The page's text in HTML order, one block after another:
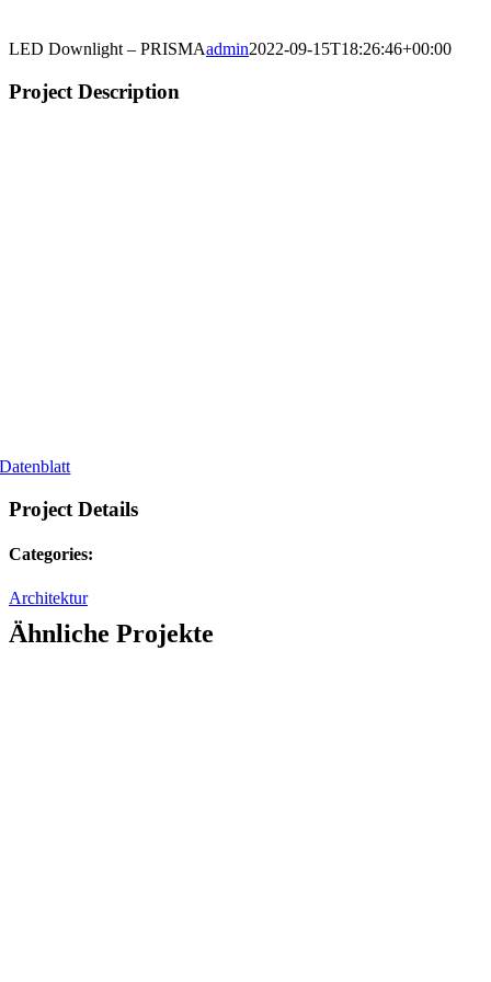
LED Downlight – PRISMAadmin2022-09-15T18:26:46+00:00
Project Description
Datenblatt
Project Details
Categories:
Architektur
Ähnliche Projekte